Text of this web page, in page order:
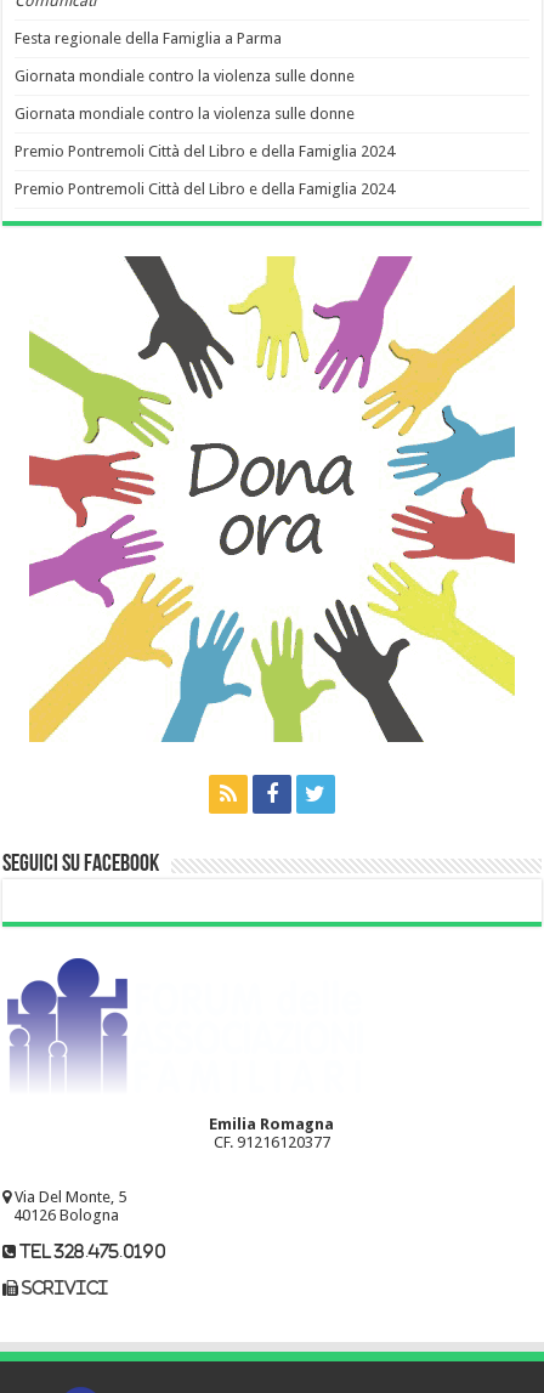
Festa regionale della Famiglia a Parma
Giornata mondiale contro la violenza sulle donne
Giornata mondiale contro la violenza sulle donne
Premio Pontremoli Città del Libro e della Famiglia 2024
Premio Pontremoli Città del Libro e della Famiglia 2024
Seguici su Facebook
Emilia Romagna
CF. 91216120377
Via Del Monte, 5
40126 Bologna
tel 328.475.0190
scrivici